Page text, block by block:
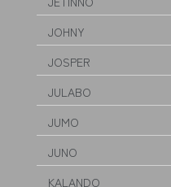
JOHNY
JOSPER
JULABO
JUMO
JUNO
KALANDO